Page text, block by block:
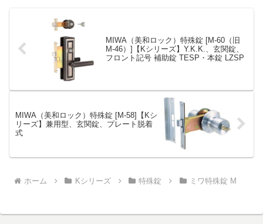
MIWA（美和ロック）特殊錠 [M-60（旧
M-46）]【Kシリーズ】Y.K.K.、玄関錠、
フロント記号 補助錠 TESP・本錠 LZSP
MIWA（美和ロック）特殊錠 [M-58]【Kシ
リーズ】兼用型、玄関錠、プレート脱着
式
ホーム Kシリーズ 特殊錠 ミワ特殊錠 M